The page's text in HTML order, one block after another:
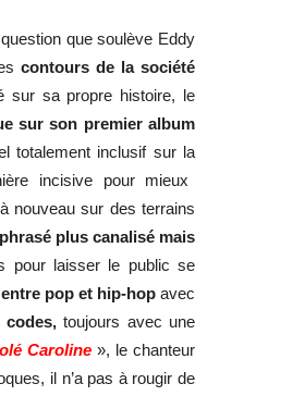
que soulève Eddy
contours de la société
sur sa propre histoire, le
sur son premier album
totalement inclusif sur la
incisive pour mieux
nouveau sur des terrains
phrasé plus canalisé mais
pour laisser le public se
entre pop et hip-hopavec
codes, toujours avec une
Caroline », le chanteur
il n’a pas à rougir de